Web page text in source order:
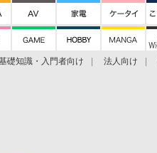
礎知識・入門者向け 法人向け